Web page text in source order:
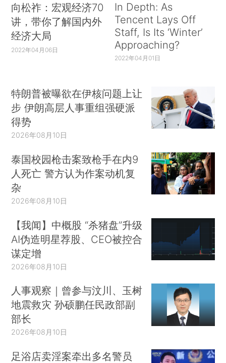
向松祚：宏观经济70
讲，带你了解国内外
经济大局
2022年04月06日
In Depth: As
Tencent Lays Off
Staff, Is Its ‘Winter’
Approaching?
2022年04月01日
特朗普被曝欲在伊核问题上让
步 伊朗高层人事重组强硬派
得势
2026年08月10日
泰国校园枪击案致枪手在内9
人死亡 警方认为作案动机复
杂
2026年08月10日
【我闻】中概股 “杀猪盘”升级
AI伪造明星荐股、CEO被控合
谋定增
2026年08月10日
人事观察｜曾参与汶川、玉树
地震救灾 孙硕鹏任民政部副
部长
2026年08月10日
足浴店卖淫案牵出多名警员